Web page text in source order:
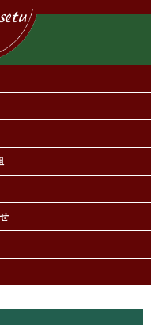
ームを専門とする工務店で